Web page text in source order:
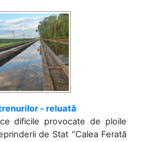
- reluată
dificile provocate de ploile
de Stat “Calea Ferată